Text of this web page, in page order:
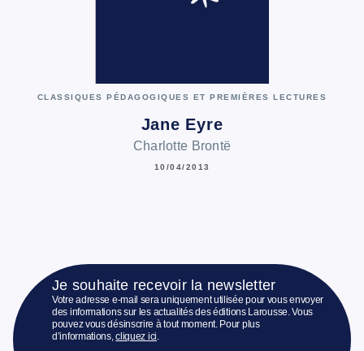
CLASSIQUES PÉDAGOGIQUES ET PREMIÈRES LECTURES
Jane Eyre
Charlotte Brontë
10/04/2013
Je souhaite recevoir la newsletter
Votre adresse e-mail sera uniquement utilisée pour vous envoyer
des informations sur les actualités des éditions Larousse. Vous
pouvez vous désinscrire à tout moment. Pour plus
d’informations,cliquez ici.